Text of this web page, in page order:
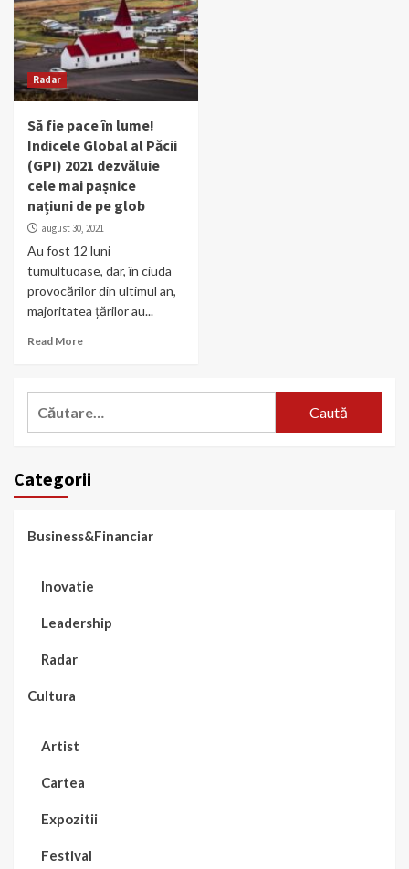
Radar
Să fie pace în lume!
Indicele Global al Păcii
(GPI) 2021 dezvăluie
cele mai pașnice
națiuni de pe glob
august 30, 2021
Au fost 12 luni
tumultuoase, dar, în ciuda
provocărilor din ultimul an,
majoritatea țărilor au...
Read More
Categorii
Business&Financiar
Inovatie
Leadership
Radar
Cultura
Artist
Cartea
Expozitii
Festival